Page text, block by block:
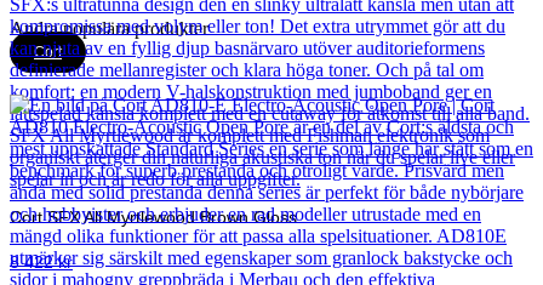
Andra populära produkter
Cort
Cort SFX All Myrtlewood Brown Gloss
8 422kr